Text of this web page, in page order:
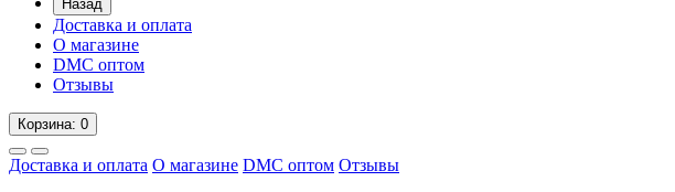
Назад
Доставка и оплата
О магазине
DMC оптом
Отзывы
Корзина: 0
Доставка и оплата О магазине DMC оптом Отзывы